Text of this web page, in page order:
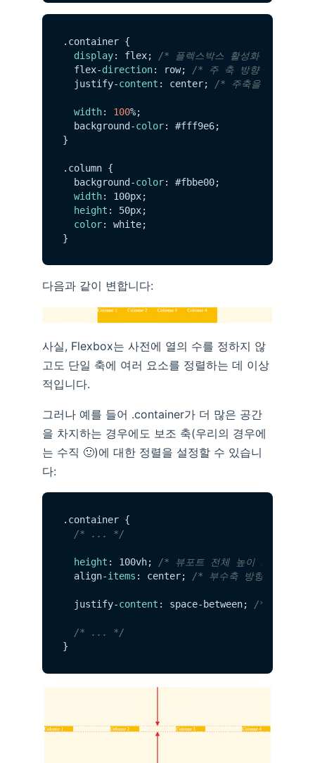
. container {
display: flex;
/* 플렉스박스 활성화 */
  flex-
direction: row;
/* 주 축 방향 선택 */
  justify-
content : center; /* 주축을 기준으로
width: 100%;
  background-
color: #fff9e6;
}
. column {
  background-
color: #fbbe00;
width: 100px;
height : 50px;
color: white;
다음과 같이 변합니다:
사실, Flexbox는 사전에 열의 수를 정하지 않
고도 단일 축에 여러 요소를 정렬하는 데 이상
적입니다.
그러나 예를 들어 .container가 더 많은 공간
을 차지하는 경우에도 보조 축(우리의 경우에
는 수직 🙂)에 대한 정렬을 설정할 수 있습니
다:
. container {
/* ... */
height : 100vh;
/* 뷰포트 전체 높이 차지 */
  align-
items : center; /* 부수축 방향 가운데
  justify-
content : space-between; /* (주축 정
/* ... */